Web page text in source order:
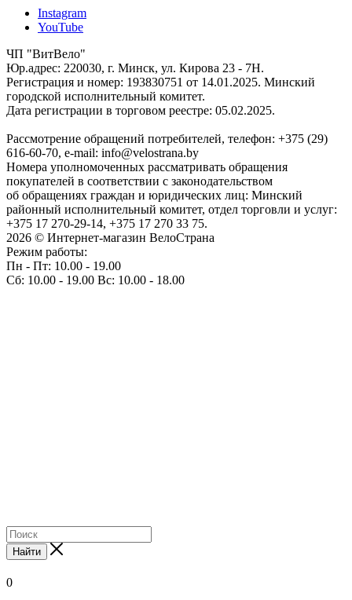
Instagram
YouTube
ЧП "ВитВело"
Юр.адрес: 220030, г. Минск, ул. Кирова 23 - 7Н.
Регистрация и номер: 193830751 от 14.01.2025. Минский
городской исполнительный комитет.
Дата регистрации в торговом реестре: 05.02.2025.
Рассмотрение обращений потребителей, телефон: +375 (29)
616-60-70, e-mail: info@velostrana.by
Номера уполномоченных рассматривать обращения
покупателей в соответствии с законодательством
об обращениях граждан и юридических лиц: Минский
районный исполнительный комитет, отдел торговли и услуг:
+375 17 270-29-14, +375 17 270 33 75.
2026 © Интернет-магазин ВелоСтрана
Режим работы:
Пн - Пт: 10.00 - 19.00
Сб: 10.00 - 19.00 Вс: 10.00 - 18.00
Найти
0